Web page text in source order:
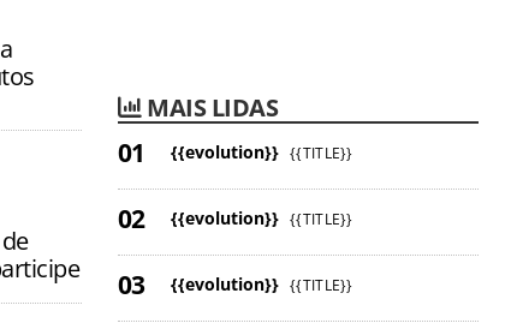
MAIS LIDAS
{{evolution}} {{TITLE}}
{{evolution}} {{TITLE}}
{{evolution}} {{TITLE}}